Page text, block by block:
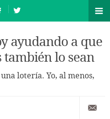
ayudando a que
también lo sean
lotería. Yo, al menos,